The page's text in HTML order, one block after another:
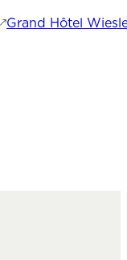
Grand Hôtel